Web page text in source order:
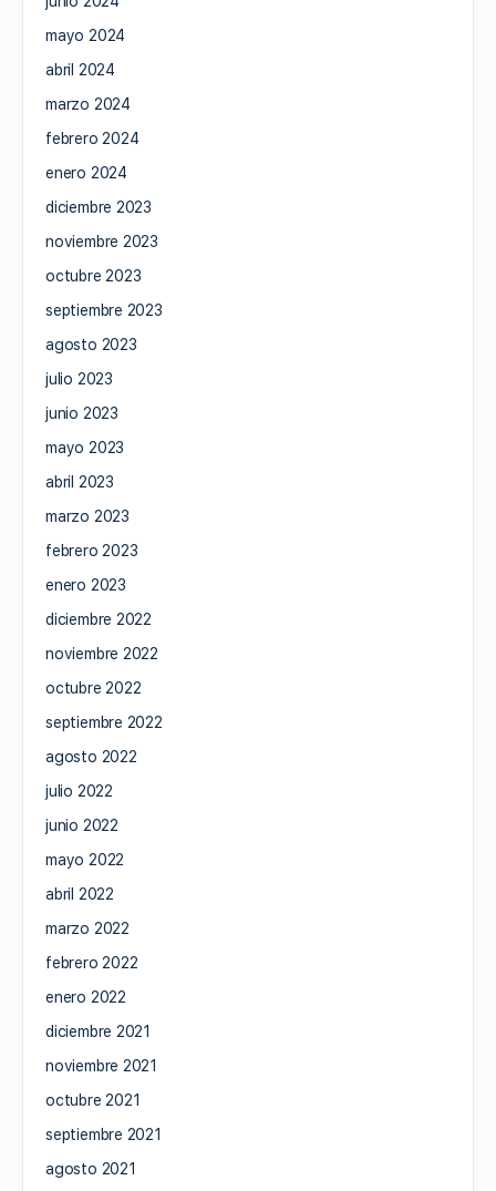
mayo 2024
abril 2024
marzo 2024
febrero 2024
enero 2024
diciembre 2023
noviembre 2023
octubre 2023
septiembre 2023
agosto 2023
julio 2023
junio 2023
mayo 2023
abril 2023
marzo 2023
febrero 2023
enero 2023
diciembre 2022
noviembre 2022
octubre 2022
septiembre 2022
agosto 2022
julio 2022
junio 2022
mayo 2022
abril 2022
marzo 2022
febrero 2022
enero 2022
diciembre 2021
noviembre 2021
octubre 2021
septiembre 2021
agosto 2021